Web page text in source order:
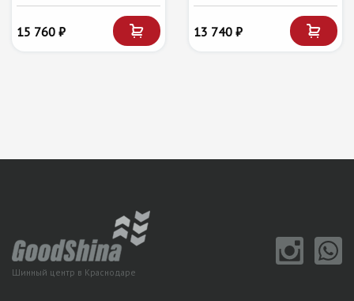
15 760 ₽ 13 740 ₽
Шинный центр в Краснодаре